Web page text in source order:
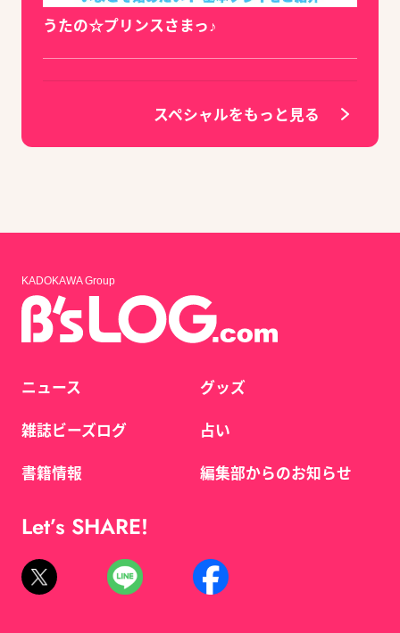
うたの☆プリンスさまっ♪
スペシャルをもっと見る
KADOKAWA Group
ニュース
雑誌ビーズログ
書籍情報
グッズ
占い
編集部からのお知らせ
Let’s SHARE!